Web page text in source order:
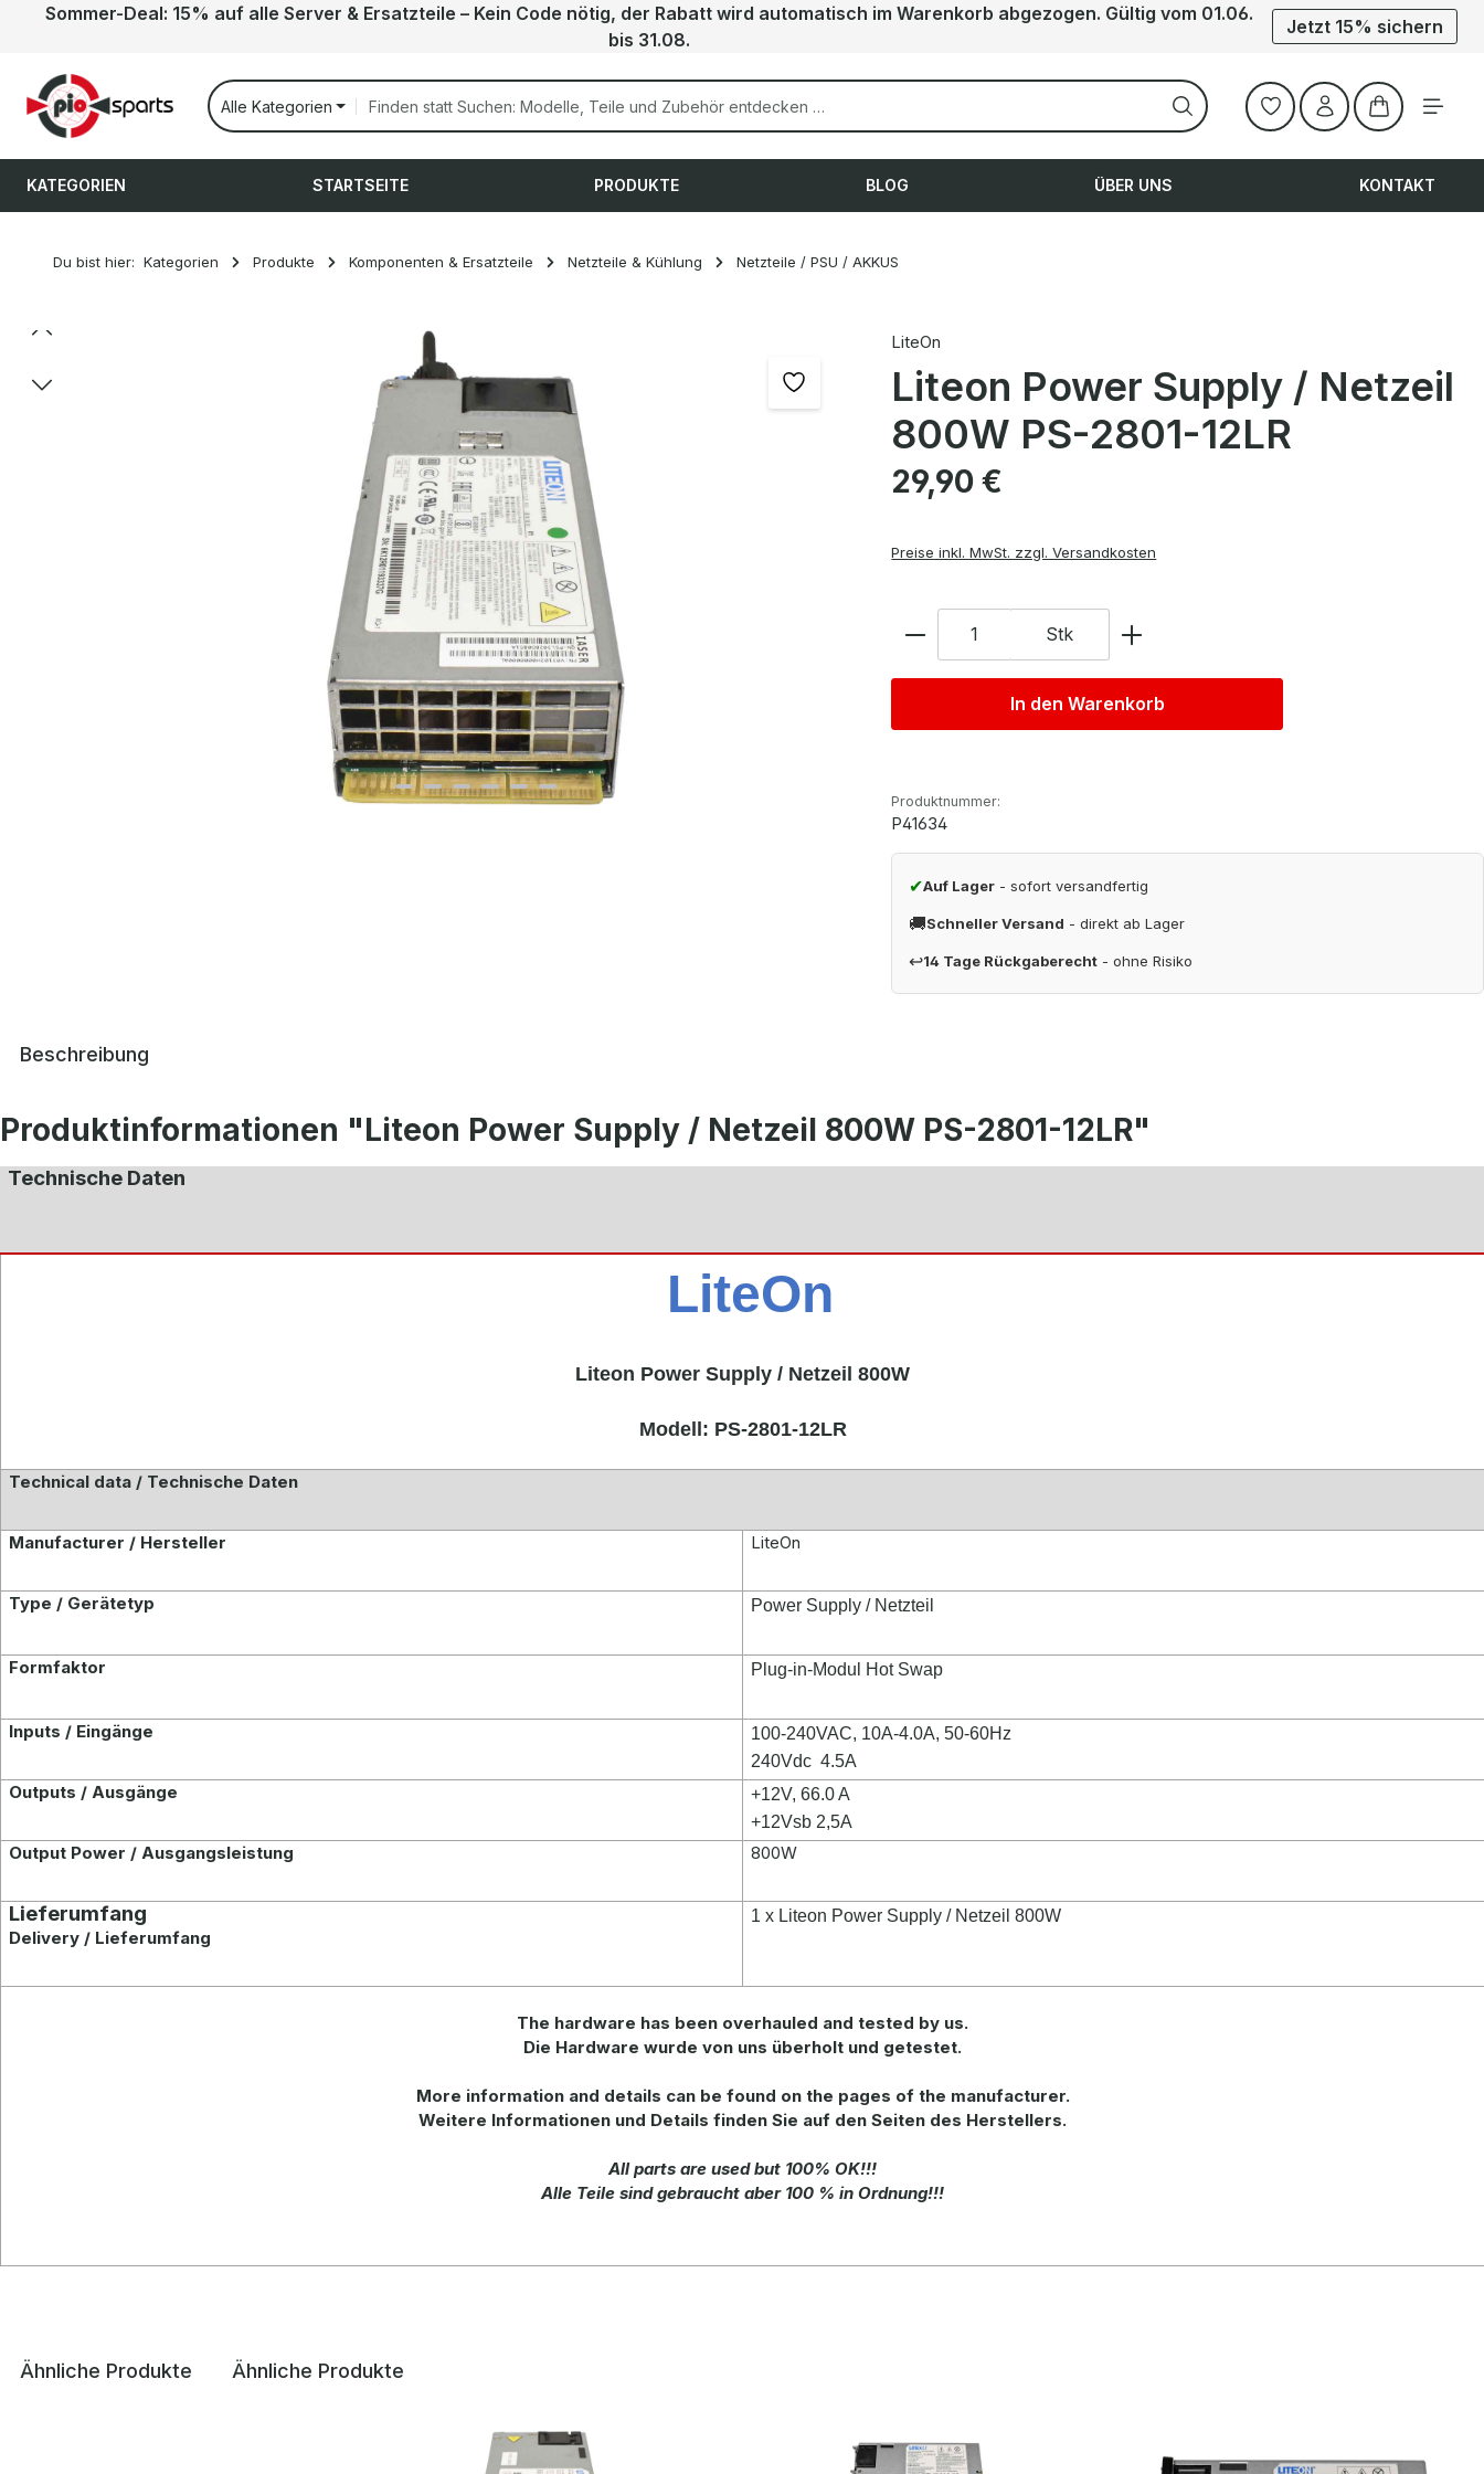
Hauptinhalt springen
Zur Suche springen
Zur Hauptnavigation springen
Sommer-Deal: 15% auf alle Server & Ersatzteile – Kein Code nötig, der Rabatt wird automatisch im Warenkorb abgezogen. Gültig vom 01.06.
bis 31.08.
Jetzt 15% sichern
Alle Kategorien
Warenkorb
KATEGORIEN STARTSEITE PRODUKTE BLOG ÜBER UNS KONTAKT
Du bist hier: Kategorien Produkte Komponenten & Ersatzteile Netzteile & Kühlung Netzteile / PSU / AKKUS
Bildergalerie überspringen LiteOn
Liteon Power Supply / Netzeil
800W PS-2801-12LR
Regulärer Preis:
29,90 €
Preise inkl. MwSt. zzgl. Versandkosten
Anzahl Stk
In den Warenkorb
Produktnummer:
P41634
✔Auf Lager - sofort versandfertig
🚚Schneller Versand - direkt ab Lager
↩14 Tage Rückgaberecht - ohne Risiko
Beschreibung
Produktinformationen "Liteon Power Supply / Netzeil 800W PS-2801-12LR"
Technische Daten
LiteOn
Liteon Power Supply / Netzeil 800W
Modell: PS-2801-12LR
Technical data / Technische Daten
Manufacturer / Hersteller LiteOn
Type / Gerätetyp Power Supply / Netzteil
Formfaktor Plug-in-Modul Hot Swap
Inputs / Eingänge
100-240VAC, 10A-4.0A, 50-60Hz
240Vdc 4.5A
Outputs / Ausgänge
+12V, 66.0 A
+12Vsb 2,5A
Output Power / Ausgangsleistung 800W
Lieferumfang
Delivery / Lieferumfang
1 x Liteon Power Supply / Netzeil 800W
The hardware has been overhauled and tested by us.
Die Hardware wurde von uns überholt und getestet.
More information and details can be found on the pages of the manufacturer.
Weitere Informationen und Details finden Sie auf den Seiten des Herstellers.
All parts are used but 100% OK!!!
Alle Teile sind gebraucht aber 100 % in Ordnung!!!
Ähnliche Produkte Ähnliche Produkte